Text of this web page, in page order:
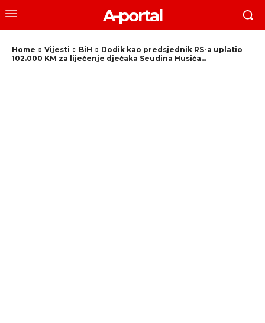
A-portal
Home Vijesti BiH
Dodik kao predsjednik RS-a uplatio
102.000 KM za liječenje dječaka Seudina Husića...